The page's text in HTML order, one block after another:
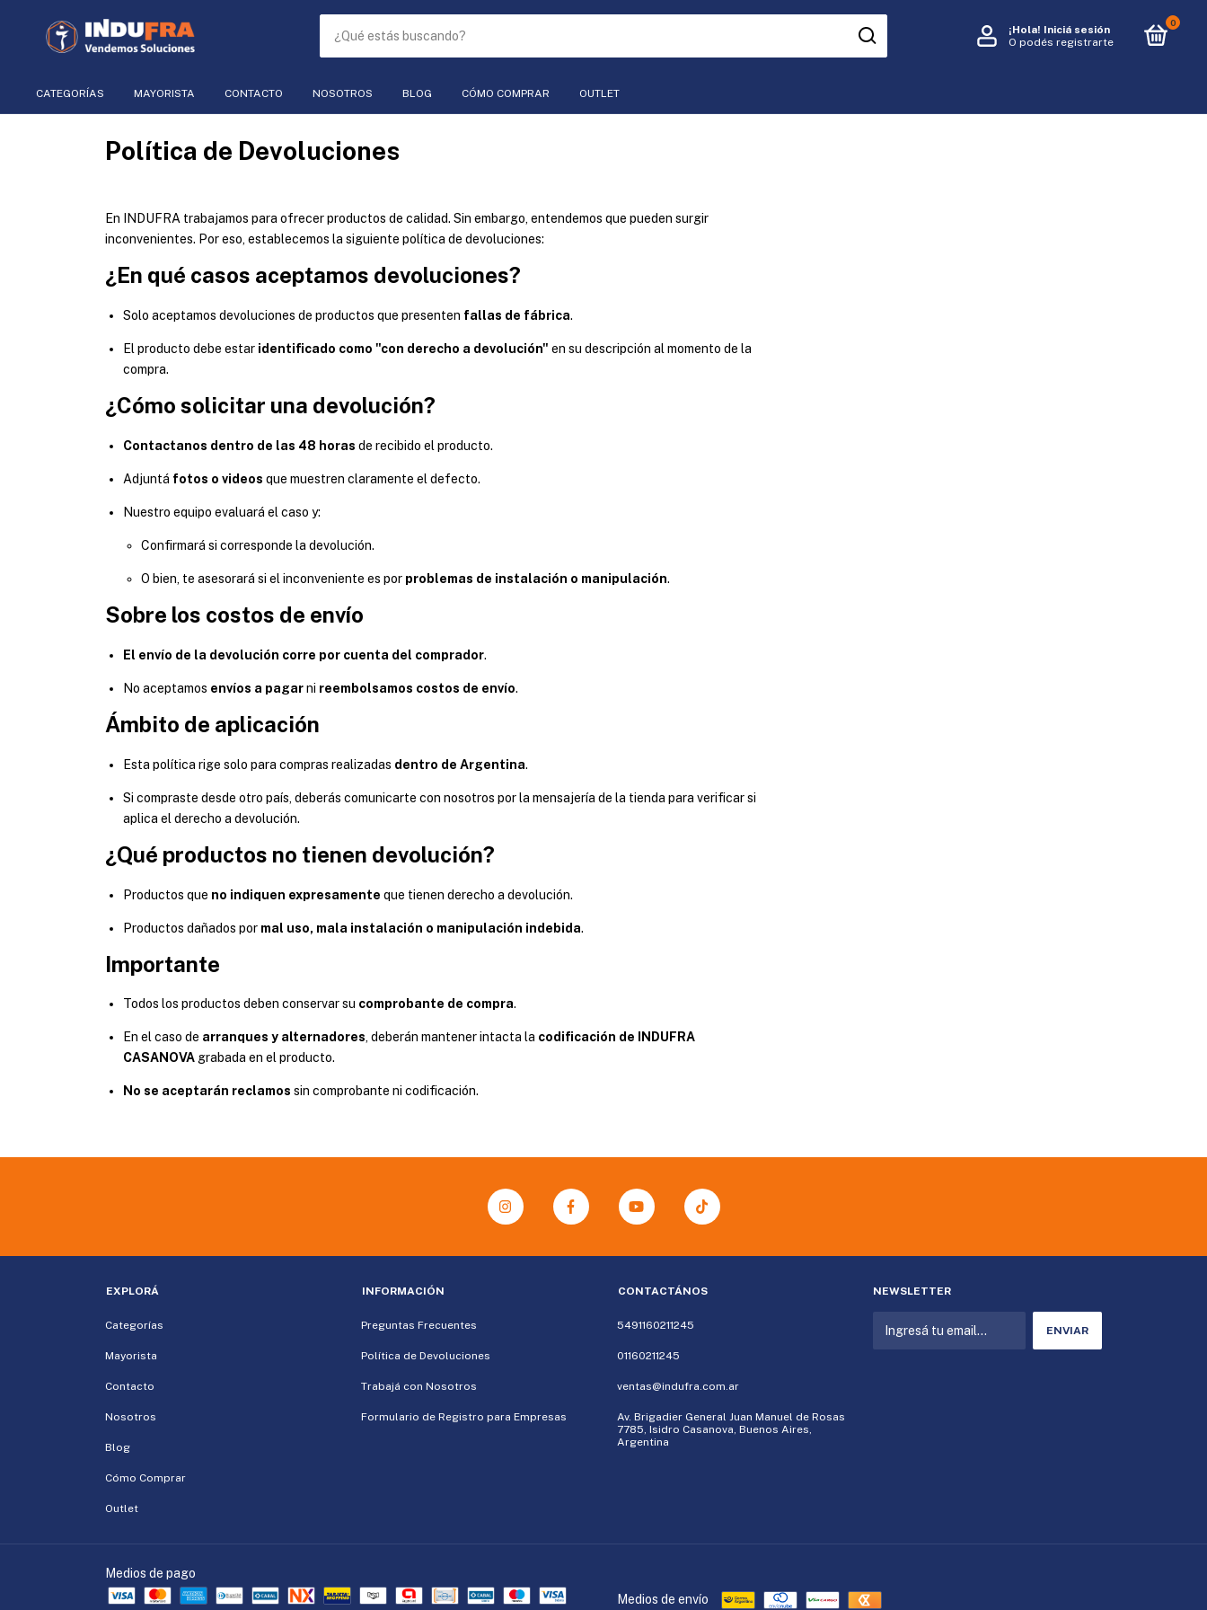
¡Hola! Iniciá sesión
O podés registrarte
0
CATEGORÍAS MAYORISTA CONTACTO NOSOTROS BLOG CÓMO COMPRAR OUTLET
Política de Devoluciones
En INDUFRA trabajamos para ofrecer productos de calidad. Sin embargo, entendemos que pueden surgir
inconvenientes. Por eso, establecemos la siguiente política de devoluciones:
¿En qué casos aceptamos devoluciones?
Solo aceptamos devoluciones de productos que presenten fallas de fábrica.
El producto debe estar identificado como "con derecho a devolución" en su descripción al momento de la
compra.
¿Cómo solicitar una devolución?
Contactanos dentro de las 48 horas de recibido el producto.
Adjuntá fotos o videos que muestren claramente el defecto.
Nuestro equipo evaluará el caso y:
Confirmará si corresponde la devolución.
O bien, te asesorará si el inconveniente es por problemas de instalación o manipulación.
Sobre los costos de envío
El envío de la devolución corre por cuenta del comprador.
No aceptamos envíos a pagarni reembolsamos costos de envío.
Ámbito de aplicación
Esta política rige solo para compras realizadas dentro de Argentina.
Si compraste desde otro país, deberás comunicarte con nosotros por la mensajería de la tienda para verificar si
aplica el derecho a devolución.
¿Qué productos no tienen devolución?
Productos que no indiquen expresamente que tienen derecho a devolución.
Productos dañados por mal uso, mala instalación o manipulación indebida.
Importante
Todos los productos deben conservar su comprobante de compra.
En el caso de arranques y alternadores, deberán mantener intacta la codificación de INDUFRA
CASANOVAgrabada en el producto.
No se aceptarán reclamos sin comprobante ni codificación.
EXPLORÁ
Categorías
Mayorista
Contacto
Nosotros
Blog
Cómo Comprar
Outlet
INFORMACIÓN
Preguntas Frecuentes
Política de Devoluciones
Trabajá con Nosotros
Formulario de Registro para Empresas
CONTACTÁNOS
5491160211245
01160211245
ventas@indufra.com.ar
Av. Brigadier General Juan Manuel de Rosas
7785, Isidro Casanova, Buenos Aires,
Argentina
NEWSLETTER
Medios de pago
Medios de envío